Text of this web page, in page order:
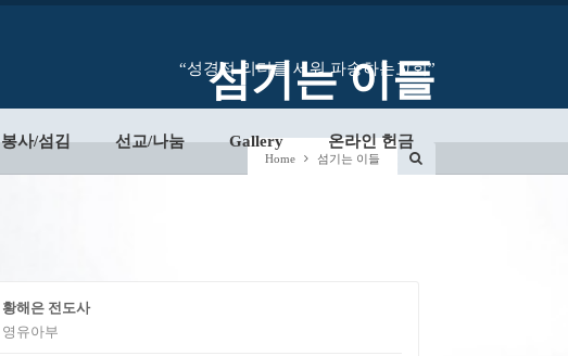
“성경적 리더를 세워 파송하는교회”
봉사/섬김 선교/나눔 Gallery 온라인 헌금
Home 섬기는 이들
섬기는 이들
황해은 전도사
영유아부